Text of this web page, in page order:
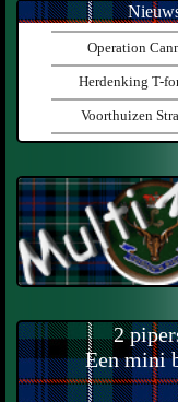
Operation
Herdenking T-
Voorthuizen
2
Een mini